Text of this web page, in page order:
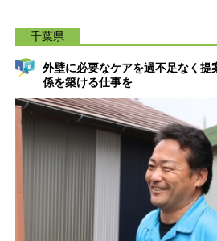
千葉県
外壁に必要なケアを過不足なく提
係を築ける仕事を